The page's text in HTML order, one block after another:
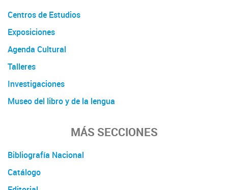
Centros de Estudios
Exposiciones
Agenda Cultural
Talleres
Investigaciones
Museo del libro y de la lengua
MÁS SECCIONES
Bibliografía Nacional
Catálogo